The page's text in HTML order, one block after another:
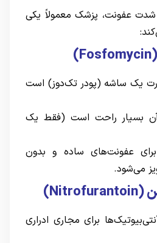
شدت عفونت، پزشک معمولاً یکی
یک ساشه (پودر تک‌دوز) است
بسیار راحت است (فقط یک
برای عفونت‌های ساده و بدون
می‌شود.
برای مجاری ادراری